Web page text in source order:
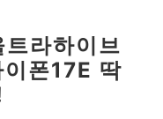
라하이브
폰17E 딱